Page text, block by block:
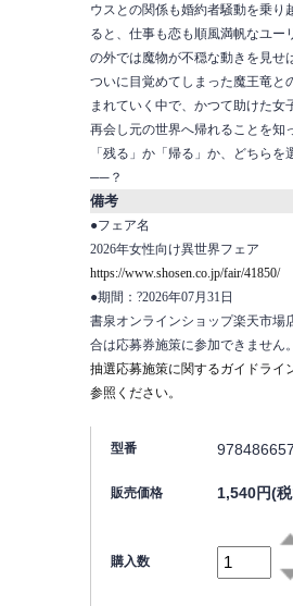
ウスとの関係も婚約者騒動を乗り
ると、仕事も恋も順風満帆なユー
の外では魔物が不穏な動きを見せ
ついに目覚めてしまった魔王竜と
まれていく中で、かつて助けた女
再会し元の世界へ帰れることを知
「残る」か「帰る」か、どちらを
──？
備考
●フェア名
2026年女性向け異世界フェア
https://www.shosen.co.jp/fair/41850/
●期間：?2026年07月31日
書泉オンラインショップ楽天市場
合は応募券施策に参加できません。
抽選応募施策に関するガイドライ
参照ください。
型番
販売価格 1,540円(
購入数